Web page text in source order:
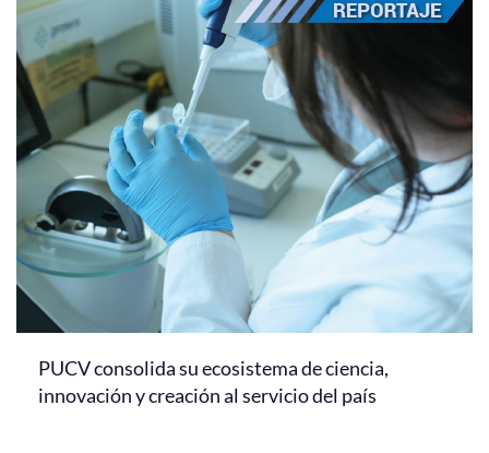
PUCV consolida su ecosistema de ciencia,
innovación y creación al servicio del país